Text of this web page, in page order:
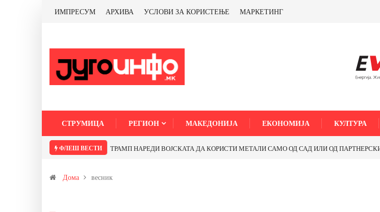
ИМПРЕСУМ АРХИВА УСЛОВИ ЗА КОРИСТЕЊЕ МАРКЕТИНГ
СТРУМИЦА РЕГИОН МАКЕДОНИЈА ЕКОНОМИЈА КУЛТУРА
ФЛЕШ ВЕСТИ ТРАМП НАРЕДИ ВОЈСКАТА ДА КОРИСТИ МЕТАЛИ САМО ОД САД ИЛИ ОД ПАРТНЕРСКИ
Дома весник